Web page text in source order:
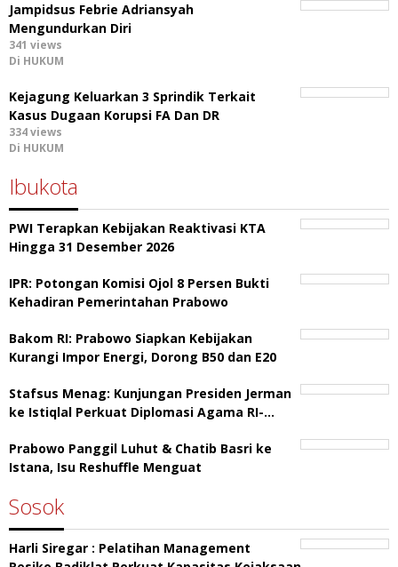
Jampidsus Febrie Adriansyah
Mengundurkan Diri
341 views
Di HUKUM
Kejagung Keluarkan 3 Sprindik Terkait
Kasus Dugaan Korupsi FA Dan DR
334 views
Di HUKUM
Ibukota
PWI Terapkan Kebijakan Reaktivasi KTA
Hingga 31 Desember 2026
IPR: Potongan Komisi Ojol 8 Persen Bukti
Kehadiran Pemerintahan Prabowo
Bakom RI: Prabowo Siapkan Kebijakan
Kurangi Impor Energi, Dorong B50 dan E20
Stafsus Menag: Kunjungan Presiden Jerman
ke Istiqlal Perkuat Diplomasi Agama RI-…
Prabowo Panggil Luhut & Chatib Basri ke
Istana, Isu Reshuffle Menguat
Sosok
Harli Siregar : Pelatihan Management